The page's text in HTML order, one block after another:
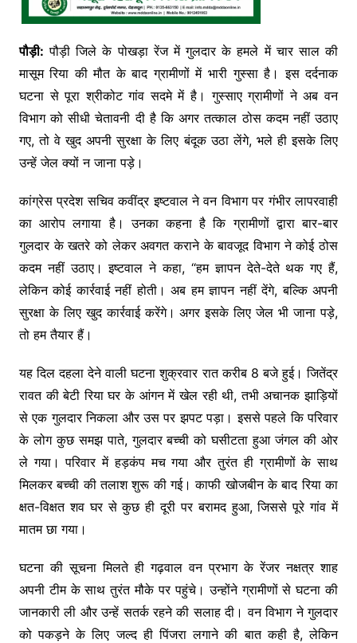
पौड़ी: पौड़ी जिले के पोखड़ा रेंज में गुलदार के हमले में चार साल की
मासूम रिया की मौत के बाद ग्रामीणों में भारी गुस्सा है। इस दर्दनाक
घटना से पूरा श्रीकोट गांव सदमे में है। गुस्साए ग्रामीणों ने अब वन
विभाग को सीधी चेतावनी दी है कि अगर तत्काल ठोस कदम नहीं उठाए
गए, तो वे खुद अपनी सुरक्षा के लिए बंदूक उठा लेंगे, भले ही इसके लिए
उन्हें जेल क्यों न जाना पड़े।
कांग्रेस प्रदेश सचिव कवींद्र इष्टवाल ने वन विभाग पर गंभीर लापरवाही
का आरोप लगाया है। उनका कहना है कि ग्रामीणों द्वारा बार-बार
गुलदार के खतरे को लेकर अवगत कराने के बावजूद विभाग ने कोई ठोस
कदम नहीं उठाए। इष्टवाल ने कहा, “हम ज्ञापन देते-देते थक गए हैं,
लेकिन कोई कार्रवाई नहीं होती। अब हम ज्ञापन नहीं देंगे, बल्कि अपनी
सुरक्षा के लिए खुद कार्रवाई करेंगे। अगर इसके लिए जेल भी जाना पड़े,
तो हम तैयार हैं।
यह दिल दहला देने वाली घटना शुक्रवार रात करीब 8 बजे हुई। जितेंद्र
रावत की बेटी रिया घर के आंगन में खेल रही थी, तभी अचानक झाड़ियों
से एक गुलदार निकला और उस पर झपट पड़ा। इससे पहले कि परिवार
के लोग कुछ समझ पाते, गुलदार बच्ची को घसीटता हुआ जंगल की ओर
ले गया। परिवार में हड़कंप मच गया और तुरंत ही ग्रामीणों के साथ
मिलकर बच्ची की तलाश शुरू की गई। काफी खोजबीन के बाद रिया का
क्षत-विक्षत शव घर से कुछ ही दूरी पर बरामद हुआ, जिससे पूरे गांव में
मातम छा गया।
घटना की सूचना मिलते ही गढ़वाल वन प्रभाग के रेंजर नक्षत्र शाह
अपनी टीम के साथ तुरंत मौके पर पहुंचे। उन्होंने ग्रामीणों से घटना की
जानकारी ली और उन्हें सतर्क रहने की सलाह दी। वन विभाग ने गुलदार
को पकड़ने के लिए जल्द ही पिंजरा लगाने की बात कही है, लेकिन